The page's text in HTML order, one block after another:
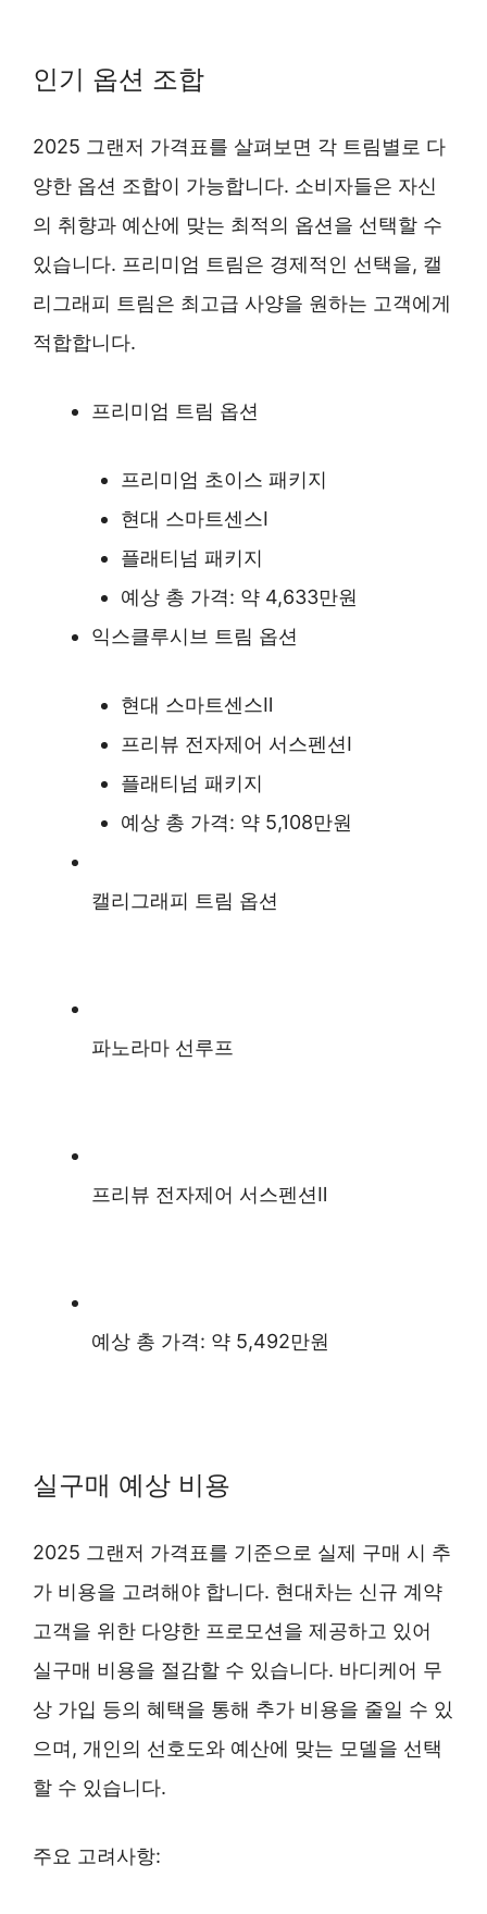
인기 옵션 조합
2025 그랜저 가격표를 살펴보면 각 트림별로 다
양한 옵션 조합이 가능합니다. 소비자들은 자신
의 취향과 예산에 맞는 최적의 옵션을 선택할 수
있습니다. 프리미엄 트림은 경제적인 선택을, 캘
리그래피 트림은 최고급 사양을 원하는 고객에게
적합합니다.
프리미엄 트림 옵션
프리미엄 초이스 패키지
현대 스마트센스Ⅰ
플래티넘 패키지
예상 총 가격: 약 4,633만원
익스클루시브 트림 옵션
현대 스마트센스Ⅱ
프리뷰 전자제어 서스펜션Ⅰ
플래티넘 패키지
예상 총 가격: 약 5,108만원
캘리그래피 트림 옵션
파노라마 선루프
프리뷰 전자제어 서스펜션Ⅱ
예상 총 가격: 약 5,492만원
실구매 예상 비용
2025 그랜저 가격표를 기준으로 실제 구매 시 추
가 비용을 고려해야 합니다. 현대차는 신규 계약
고객을 위한 다양한 프로모션을 제공하고 있어
실구매 비용을 절감할 수 있습니다. 바디케어 무
상 가입 등의 혜택을 통해 추가 비용을 줄일 수 있
으며, 개인의 선호도와 예산에 맞는 모델을 선택
할 수 있습니다.
주요 고려사항: